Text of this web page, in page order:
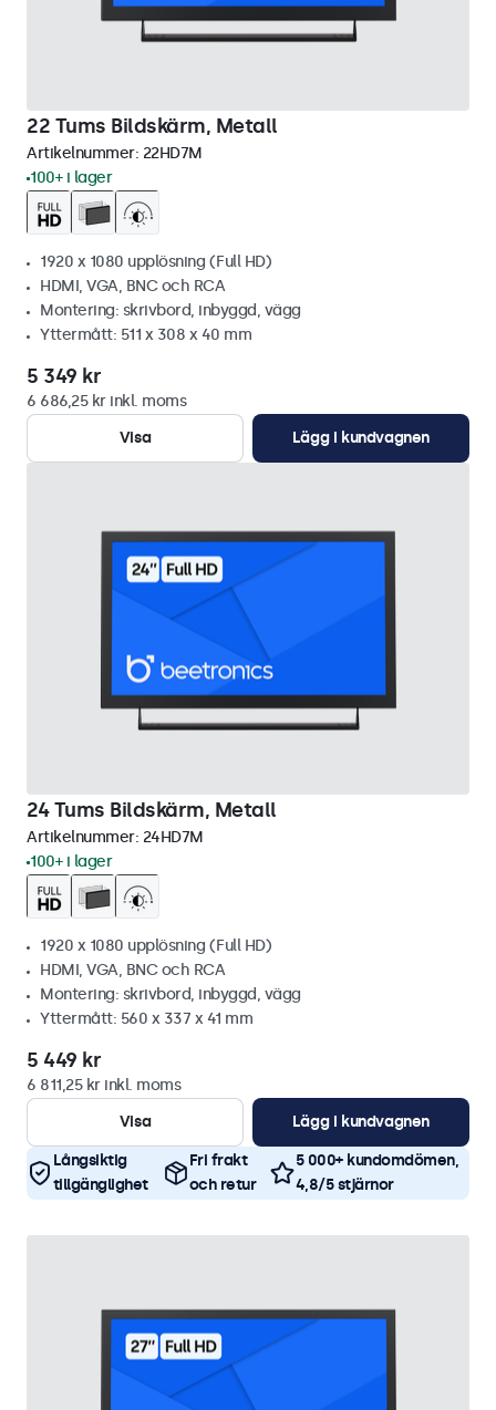
22 Tums Bildskärm, Metall
Artikelnummer: 22HD7M
100+ i lager
1920 x 1080 upplösning (Full HD)
HDMI, VGA, BNC och RCA
Montering: skrivbord, inbyggd, vägg
Yttermått: 511 x 308 x 40 mm
5 349 kr
6 686,25 kr inkl. moms
Visa
Lägg i kundvagnen
24 Tums Bildskärm, Metall
Artikelnummer: 24HD7M
100+ i lager
1920 x 1080 upplösning (Full HD)
HDMI, VGA, BNC och RCA
Montering: skrivbord, inbyggd, vägg
Yttermått: 560 x 337 x 41 mm
5 449 kr
6 811,25 kr inkl. moms
Visa
Lägg i kundvagnen
Långsiktig
tillgänglighet
Fri frakt
och retur
5 000+ kundomdömen,
4,8/5 stjärnor